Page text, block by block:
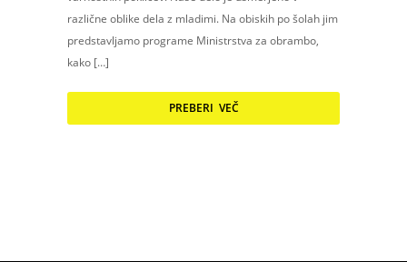
različne oblike dela z mladimi. Na obiskih po šolah jim
predstavljamo programe Ministrstva za obrambo,
kako […]
PREBERI VEČ